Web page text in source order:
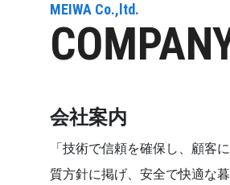
MEIWA Co.,ltd.
会社案内
「技術で信頼を確保し、顧客
質方針に掲げ、安全で快適な